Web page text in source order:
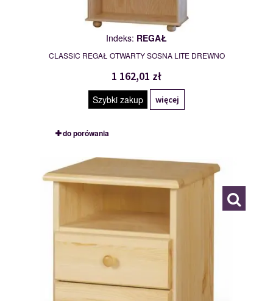
Indeks: REGAŁ
CLASSIC REGAŁ OTWARTY SOSNA LITE DREWNO
1 162,01 zł
Szybki zakup więcej
do porówania
PASCAL